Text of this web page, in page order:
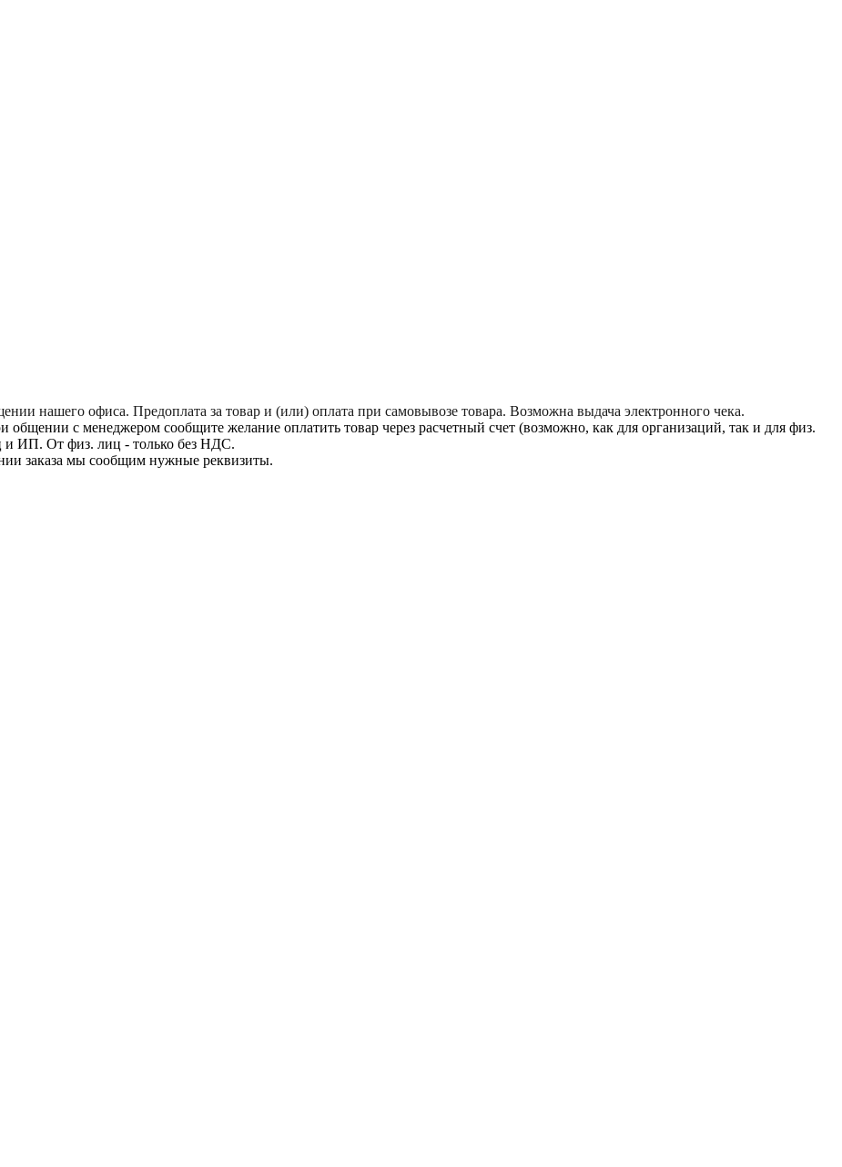
нашего офиса. Предоплата за товар и (или) оплата при самовывозе товара. Возможна выдача электронного чека.
общении с менеджером сообщите желание оплатить товар через расчетный счет (возможно, как для организаций, так и для физ.
ИП. От физ. лиц - только без НДС.
заказа мы сообщим нужные реквизиты.